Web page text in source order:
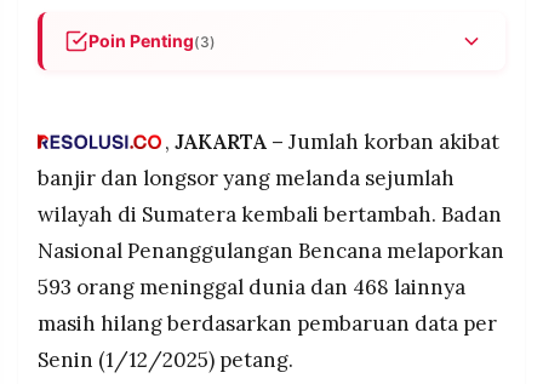
PT.
Poin Penting(3)
luka dan 1,5 juta terdampak.
Kerusakan infrastruktur masif: 3.500 rumah rusak
terdampak.
Kementan catat 27.000 hektare sawah terendam,
385 hektare puso, pemerintah siapkan bantuan
benih gratis untuk petani.
, JAKARTA – Jumlah korban akibat
banjir dan longsor yang melanda sejumlah
wilayah di Sumatera kembali bertambah. Badan
Nasional Penanggulangan Bencana melaporkan
593 orang meninggal dunia dan 468 lainnya
masih hilang berdasarkan pembaruan data per
Senin (1/12/2025) petang.